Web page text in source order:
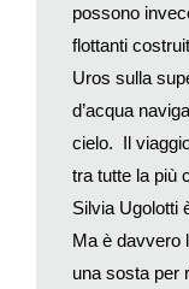
– Sjöberg si è
ragione di questa
passione di Sjöberg
Sirfidi, il cui aspetto
inganno i loro
Oggi molte isole
loro abitanti
fece negli anni
Siri Ranva Hjelm
possono
flottanti
Uros sulla
d’acqua
cielo. Il
tra tutte la più
Silvia Ugolotti
Ma è davvero
una sosta per